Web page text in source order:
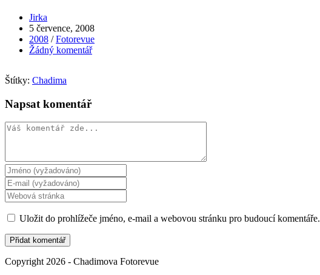
Autor
příspěvku
Jirka
Příspěvek
byl
publikován
5 července, 2008
Rubriky
příspěvku
2008 / Fotorevue
Komentáře
Žádný komentář
Štítky: Chadima
Napsat komentář
Komentář
Chcete-
li
přidat
komentář,
zadejte
své
jméno
nebo
uživatelské
jméno
Chcete-
li
přidat
komentář,
zadejte
svou
e-
mailovou
adresu
Zadejte
adresu
URL
webu
(volitelně)
Uložit do prohlížeče jméno, e-mail a webovou stránku pro budoucí komentáře.
Copyright 2026 - Chadimova Fotorevue